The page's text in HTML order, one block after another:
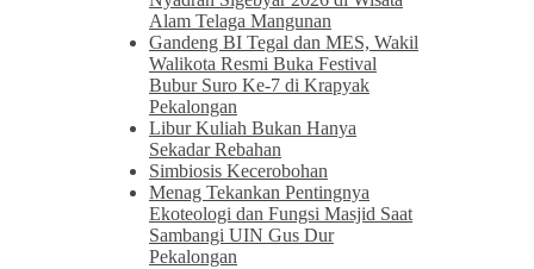
Alam Telaga Mangunan
Gandeng BI Tegal dan MES, Wakil
Walikota Resmi Buka Festival
Bubur Suro Ke-7 di Krapyak
Pekalongan
Libur Kuliah Bukan Hanya
Sekadar Rebahan
Simbiosis Kecerobohan
Menag Tekankan Pentingnya
Ekoteologi dan Fungsi Masjid Saat
Sambangi UIN Gus Dur
Pekalongan